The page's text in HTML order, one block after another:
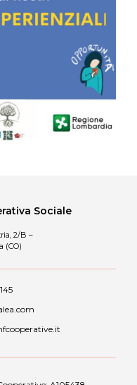
Sociale
2/B –
(CO)